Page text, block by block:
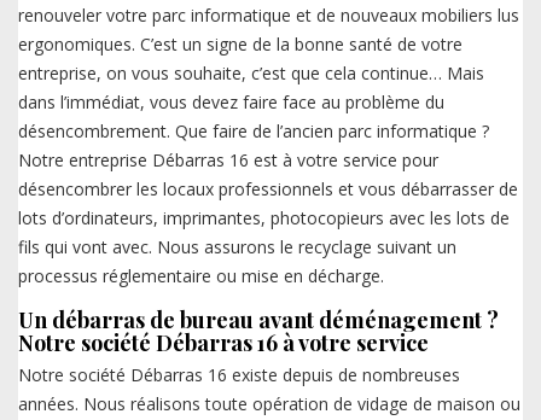
renouveler votre parc informatique et de nouveaux mobiliers lus
ergonomiques. C’est un signe de la bonne santé de votre
entreprise, on vous souhaite, c’est que cela continue… Mais
dans l’immédiat, vous devez faire face au problème du
désencombrement. Que faire de l’ancien parc informatique ?
Notre entreprise Débarras 16 est à votre service pour
désencombrer les locaux professionnels et vous débarrasser de
lots d’ordinateurs, imprimantes, photocopieurs avec les lots de
fils qui vont avec. Nous assurons le recyclage suivant un
processus réglementaire ou mise en décharge.
Un débarras de bureau avant déménagement ?
Notre société Débarras 16 à votre service
Notre société Débarras 16 existe depuis de nombreuses
années. Nous réalisons toute opération de vidage de maison ou